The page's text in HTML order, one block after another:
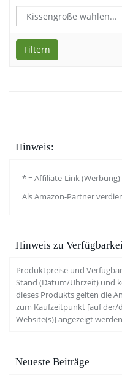
Filtern
Hinweis:
* = Affiliate-Link (Werbung)
Als Amazon-Partner
Hinweis zu
Produktpreise und
Stand (Datum/Uhrzeit) und
dieses Produkts gelten die
zum Kaufzeitpunkt [auf der/
Website(s)] angezeigt
Neueste Beiträge